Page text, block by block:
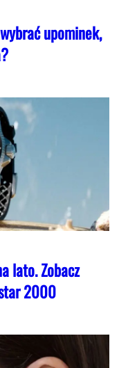
upominek,
lato. Zobacz
2000